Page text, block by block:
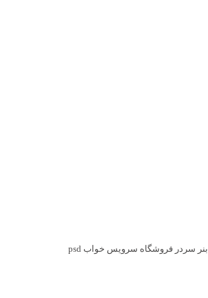
بنر سردر فروشگاه سرویس خواب psd